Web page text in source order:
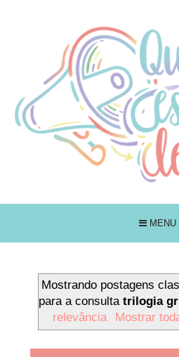
MENU
Mostrando postagens
para a consulta trilogia
relevância
Mostrar